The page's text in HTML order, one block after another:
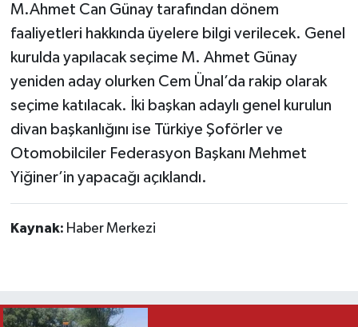
M.Ahmet Can Günay tarafından dönem
faaliyetleri hakkında üyelere bilgi verilecek. Genel
kurulda yapılacak seçime M. Ahmet Günay
yeniden aday olurken Cem Ünal’da rakip olarak
seçime katılacak. İki başkan adaylı genel kurulun
divan başkanlığını ise Türkiye Şoförler ve
Otomobilciler Federasyon Başkanı Mehmet
Yiğiner’in yapacağı açıklandı.
Kaynak: Haber Merkezi